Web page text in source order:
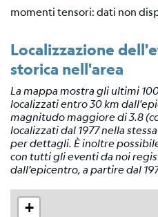
Tensore
Background
scientifico
Bibliografia
Links
relativi
Nestore
Contatti
momenti tensori: dati non
Localizzazione
storica nell'area
La mappa mostra gli ultimi
localizzati entro 30 km
magnitudo maggiore di 3.8
localizzati dal 1977 nella
per dettagli. È inoltre
con tutti gli eventi da noi
dall’epicentro, a partire dal
+